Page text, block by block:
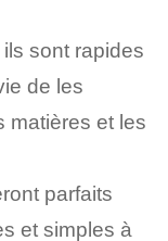
sont rapides
de les
matières et les
parfaits
et simples à